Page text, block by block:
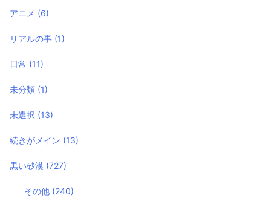
アニメ (6)
リアルの事 (1)
日常 (11)
未分類 (1)
未選択 (13)
続きがメイン (13)
黒い砂漠 (727)
その他 (240)